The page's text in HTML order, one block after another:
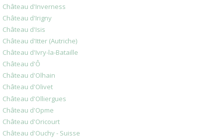
Château d'Inverness
Château d'Irigny
Château d'Isis
Château d'Itter (Autriche)
Château d'Ivry-la-Bataille
Château d'Ô
Château d'Olhain
Château d'Olivet
Château d'Olliergues
Château d'Opme
Château d'Oricourt
Château d'Ouchy - Suisse